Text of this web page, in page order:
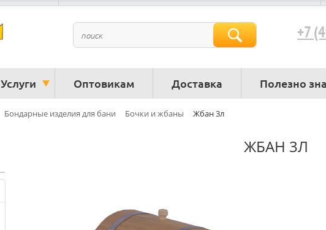
+7
Услуги Оптовикам Доставка Полезно
Бондарные изделия для бани Бочки и жбаны Жбан 3л
ЖБАН 3Л